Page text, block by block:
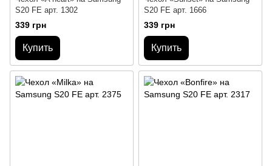
S20 FE арт. 1302
339 грн
Купить
S20 FE арт. 1666
339 грн
Купить